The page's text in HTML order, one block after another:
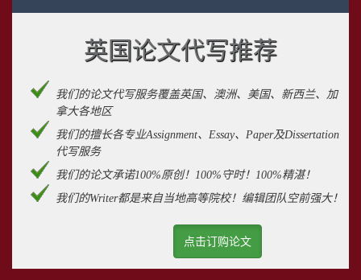
英国论文代写推荐
我们的论文代写服务覆盖英国、澳洲、美国、新西兰、加
拿大各地区
我们的擅长各专业Assignment、Essay、Paper及Dissertation
代写服务
我们的论文承诺100%原创！100%守时！100%精湛！
我们的Writer都是来自当地高等院校！编辑团队空前强大！
点击订购论文